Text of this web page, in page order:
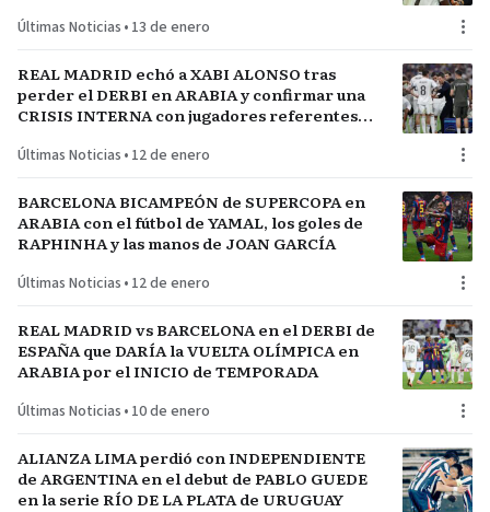
Últimas Noticias • 13 de enero
REAL MADRID echó a XABI ALONSO tras
perder el DERBI en ARABIA y confirmar una
CRISIS INTERNA con jugadores referentes
Últimas Noticias • 12 de enero
BARCELONA BICAMPEÓN de SUPERCOPA en
ARABIA con el fútbol de YAMAL, los goles de
RAPHINHA y las manos de JOAN GARCÍA
Últimas Noticias • 12 de enero
REAL MADRID vs BARCELONA en el DERBI de
ESPAÑA que DARÍA la VUELTA OLÍMPICA en
ARABIA por el INICIO de TEMPORADA
Últimas Noticias • 10 de enero
ALIANZA LIMA perdió con INDEPENDIENTE
de ARGENTINA en el debut de PABLO GUEDE
en la serie RÍO DE LA PLATA de URUGUAY